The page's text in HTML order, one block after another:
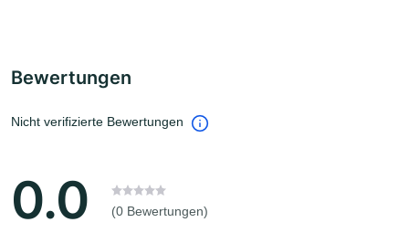
Bewertungen
Nicht verifizierte Bewertungen
0.0 (0 Bewertungen)